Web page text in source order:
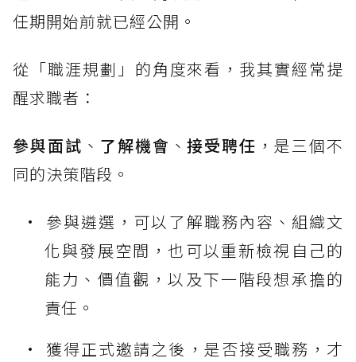
任期開始前就已經公開。
從「職涯規劃」的角度來看，我其實經常提
醒求職者：
參與面試 、 了解機會 、接受聘任 ，是三個不
同的決策階段。
參與遴選，可以了解職務內容、組織文
化與發展空間，也可以重新檢視自己的
能力、價值觀，以及下一階段想承擔的
責任。
獲得正式邀請之後，是否接受職務，才